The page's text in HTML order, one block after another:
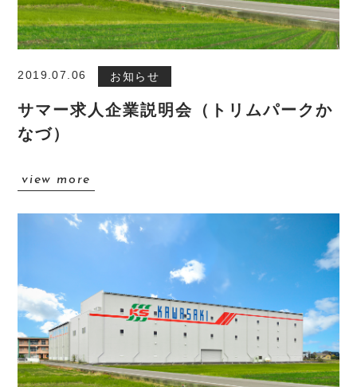
お問い合わせ
2019.07.06 お知らせ
サマー求人企業説明会（トリムパークか
なづ）
view more